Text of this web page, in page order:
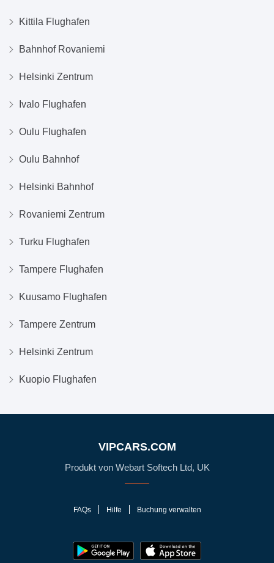
Kittila Flughafen
Bahnhof Rovaniemi
Helsinki Zentrum
Ivalo Flughafen
Oulu Flughafen
Oulu Bahnhof
Helsinki Bahnhof
Rovaniemi Zentrum
Turku Flughafen
Tampere Flughafen
Kuusamo Flughafen
Tampere Zentrum
Helsinki Zentrum
Kuopio Flughafen
VIPCARS.COM
Produkt von Webart Softech Ltd, UK
FAQs Hilfe Buchung verwalten